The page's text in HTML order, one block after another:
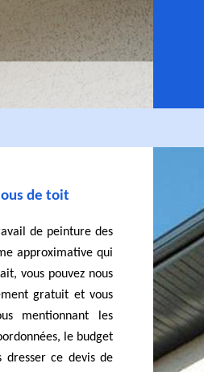
de toit
de peinture des
approximative qui
vous pouvez nous
gratuit et vous
mentionnant les
le budget
dresser ce devis de